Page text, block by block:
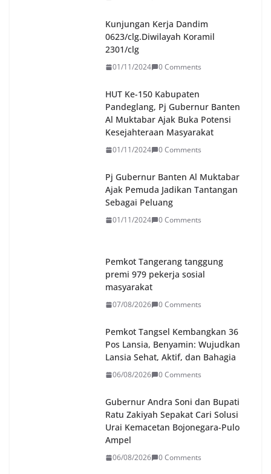
Kunjungan Kerja Dandim
0623/clg.Diwilayah Koramil
2301/clg
01/11/2024 0 Comments
HUT Ke-150 Kabupaten
Pandeglang, Pj Gubernur Banten
Al Muktabar Ajak Buka Potensi
Kesejahteraan Masyarakat
01/11/2024 0 Comments
Pj Gubernur Banten Al Muktabar
Ajak Pemuda Jadikan Tantangan
Sebagai Peluang
01/11/2024 0 Comments
Pemkot Tangerang tanggung
premi 979 pekerja sosial
masyarakat
07/08/2026 0 Comments
Pemkot Tangsel Kembangkan 36
Pos Lansia, Benyamin: Wujudkan
Lansia Sehat, Aktif, dan Bahagia
06/08/2026 0 Comments
Gubernur Andra Soni dan Bupati
Ratu Zakiyah Sepakat Cari Solusi
Urai Kemacetan Bojonegara-Pulo
Ampel
06/08/2026 0 Comments